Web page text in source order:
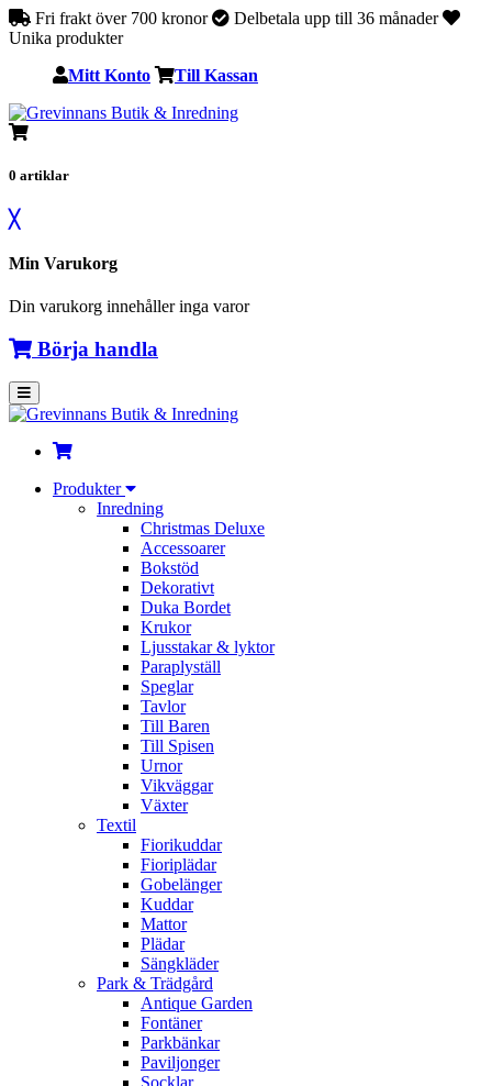
Fri frakt över 700 kronor
Delbetala upp till 36 månader
Unika produkter
Mitt Konto Till Kassan
0 artiklar
╳
Min Varukorg
Din varukorg innehåller inga varor
Börja handla
Produkter
Inredning
Christmas Deluxe
Accessoarer
Bokstöd
Dekorativt
Duka Bordet
Krukor
Ljusstakar & lyktor
Paraplyställ
Speglar
Tavlor
Till Baren
Till Spisen
Urnor
Vikväggar
Växter
Textil
Fiorikuddar
Fioriplädar
Gobelänger
Kuddar
Mattor
Plädar
Sängkläder
Park & Trädgård
Antique Garden
Fontäner
Parkbänkar
Paviljonger